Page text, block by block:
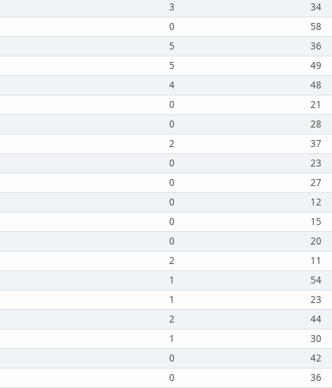
3 34
0 58
5 36
5 49
4 48
0 21
0 28
2 37
0 23
0 27
0 12
0 15
0 20
2 11
1 54
1 23
2 44
1 30
0 42
0 36